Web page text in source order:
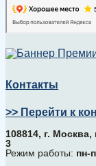
Контакты
>> Перейти к
108814, г.
3
Режим работы: пн-